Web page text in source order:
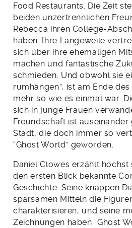
Food Restaurants. Die Zeit
beiden unzertrennlichen
Rebecca ihren College-
haben. Ihre Langeweile
sich über ihre ehemaligen
machen und fantastische
schmieden. Und obwohl sie
rumhängen”, ist am Ende
mehr so wie es einmal war.
sich in junge Frauen
Freundschaft ist
Stadt, die doch immer so
“Ghost World” geworden.
Daniel Clowes erzählt
den ersten Blick bekannte
Geschichte. Seine knappen
sparsamen Mitteln die
charakterisieren, und seine
Zeichnungen haben “Ghost